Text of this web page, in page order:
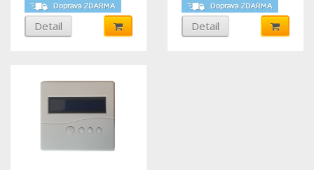
Detail Detail